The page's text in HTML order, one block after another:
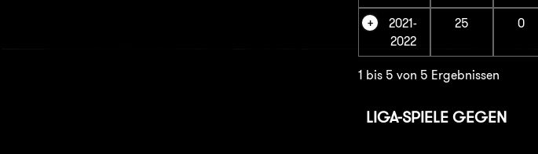
2021-
2022
25 0
1 bis 5 von 5 Ergebnissen
LIGA-SPIELE GEGEN